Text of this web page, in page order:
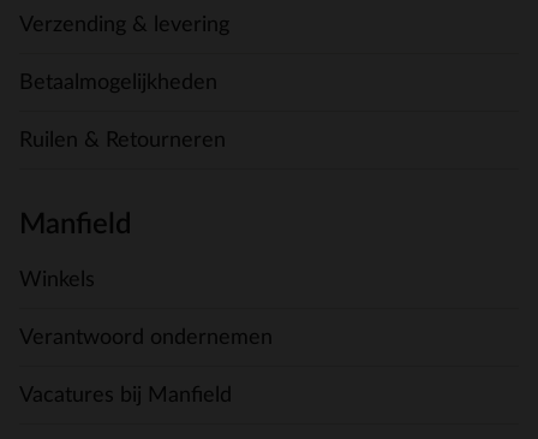
Verzending & levering
Betaalmogelijkheden
Ruilen & Retourneren
Manfield
Winkels
Verantwoord ondernemen
Vacatures bij Manfield